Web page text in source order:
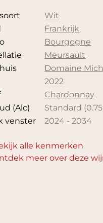
Wit
Frankrijk
Bourgogne
Meursault
Domaine
2022
Chardonnay
(Alc)
Standard
venster
2024 -2034
alle kenmerken
meer over deze